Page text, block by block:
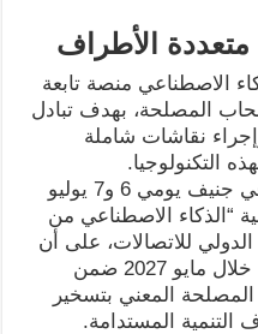
متعددة الأطراف
الاصطناعي منصة تابعة
المصلحة، بهدف تبادل
نقاشات شاملة
التكنولوجيا.
ومن المقرر عقد أولى دوراته في جنيف يومي 6 و7 يوليو
“الذكاء الاصطناعي من
الدولي للاتصالات، على أن
تعقد الدورة الثانية في نيويورك خلال مايو 2027 ضمن
المعني بتسخير
التنمية المستدامة.